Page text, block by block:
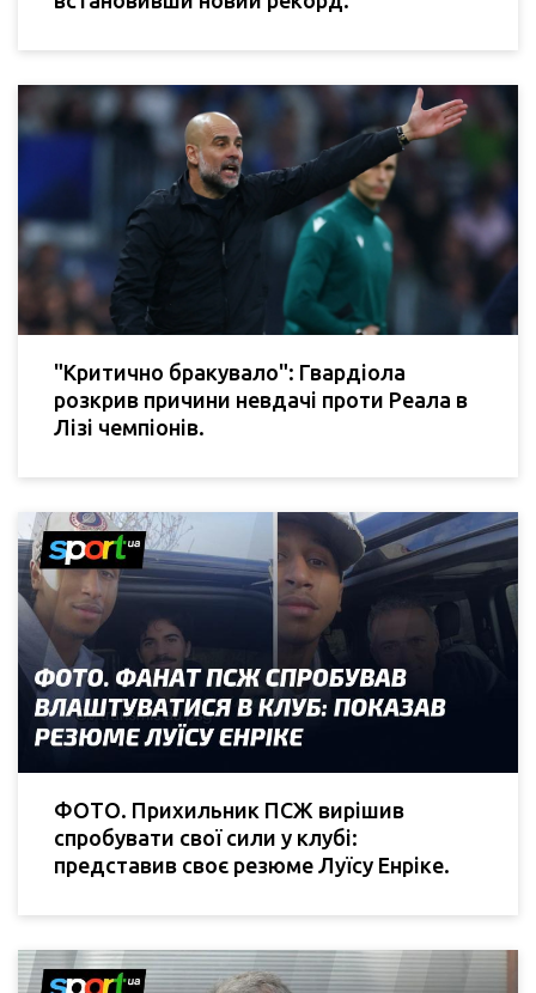
"Критично бракувало": Гвардіола
розкрив причини невдачі проти Реала в
Лізі чемпіонів.
ФОТО. Прихильник ПСЖ вирішив
спробувати свої сили у клубі:
представив своє резюме Луїсу Енріке.